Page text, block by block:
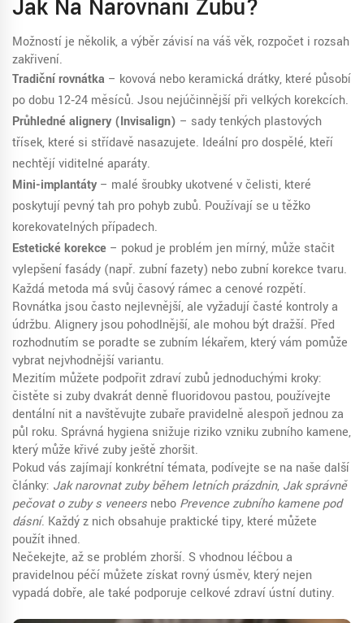
Jak Na Narovnání Zubů?
Možností je několik, a výběr závisí na váš věk, rozpočet i rozsah
zakřivení.
Tradiční rovnátka – kovová nebo keramická drátky, které působí
po dobu 12‑24 měsíců. Jsou nejúčinnější při velkých korekcích.
Průhledné alignery (Invisalign) – sady tenkých plastových
třísek, které si střídavě nasazujete. Ideální pro dospělé, kteří
nechtějí viditelné aparáty.
Mini-implantáty – malé šroubky ukotvené v čelisti, které
poskytují pevný tah pro pohyb zubů. Používají se u těžko
korekovatelných případech.
Estetické korekce – pokud je problém jen mírný, může stačit
vylepšení fasády (např. zubní fazety) nebo zubní korekce tvaru.
Každá metoda má svůj časový rámec a cenové rozpětí.
Rovnátka jsou často nejlevnější, ale vyžadují časté kontroly a
údržbu. Alignery jsou pohodlnější, ale mohou být dražší. Před
rozhodnutím se poraďte se zubním lékařem, který vám pomůže
vybrat nejvhodnější variantu.
Mezitím můžete podpořit zdraví zubů jednoduchými kroky:
čistěte si zuby dvakrát denně fluoridovou pastou, používejte
dentální nit a navštěvujte zubaře pravidelně alespoň jednou za
půl roku. Správná hygiena snižuje riziko vzniku zubního kamene,
který může křivé zuby ještě zhoršit.
Pokud vás zajímají konkrétní témata, podívejte se na naše další
články: Jak narovnat zuby během letních prázdnin, Jak správně
pečovat o zuby s veneers nebo Prevence zubního kamene pod
dásní. Každý z nich obsahuje praktické tipy, které můžete
použít ihned.
Nečekejte, až se problém zhorší. S vhodnou léčbou a
pravidelnou péčí můžete získat rovný úsměv, který nejen
vypadá dobře, ale také podporuje celkové zdraví ústní dutiny.